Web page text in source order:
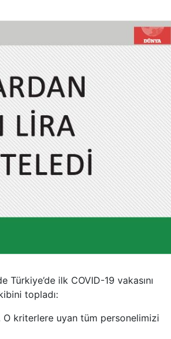
Türkiye’de ilk COVID-19 vakasını
topladı:
O kriterlere uyan tüm personelimizi